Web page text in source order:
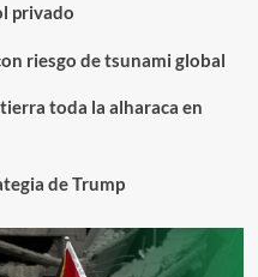
privado
riesgo de tsunami global
toda la alharaca en
de Trump